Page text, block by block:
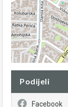
Podijeli
Facebook